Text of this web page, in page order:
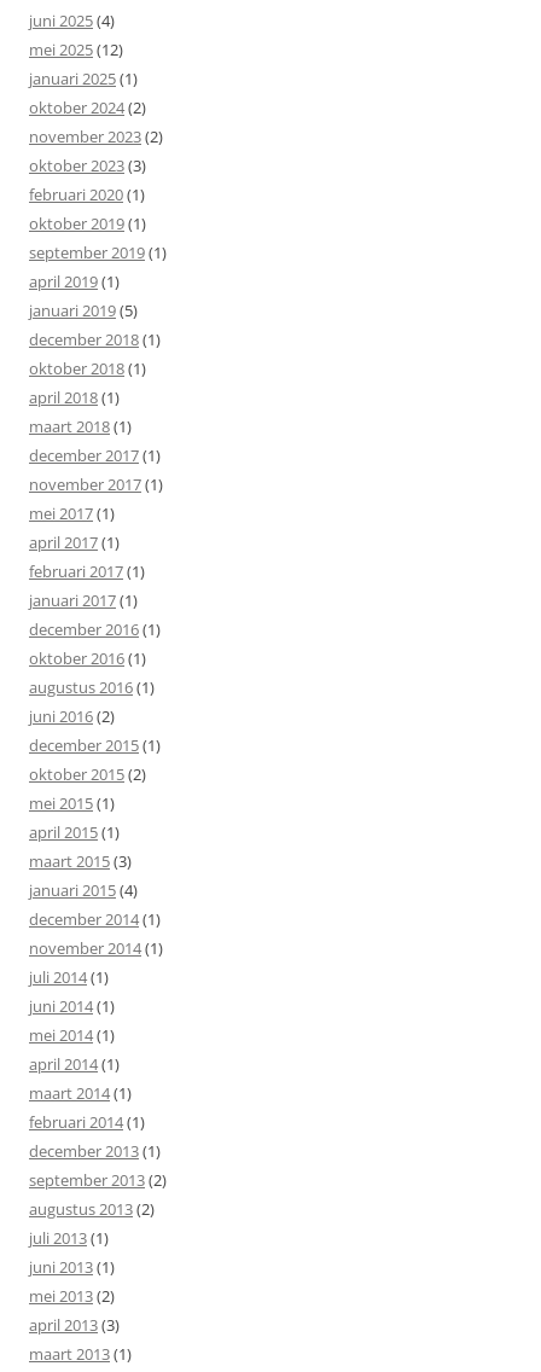
juni 2025(4)
mei 2025(12)
januari 2025(1)
oktober 2024(2)
november 2023(2)
oktober 2023(3)
februari 2020(1)
oktober 2019(1)
september 2019(1)
april 2019(1)
januari 2019(5)
december 2018(1)
oktober 2018(1)
april 2018(1)
maart 2018(1)
december 2017(1)
november 2017(1)
mei 2017(1)
april 2017(1)
februari 2017(1)
januari 2017(1)
december 2016(1)
oktober 2016(1)
augustus 2016(1)
juni 2016(2)
december 2015(1)
oktober 2015(2)
mei 2015(1)
april 2015(1)
maart 2015(3)
januari 2015(4)
december 2014(1)
november 2014(1)
juli 2014(1)
juni 2014(1)
mei 2014(1)
april 2014(1)
maart 2014(1)
februari 2014(1)
december 2013(1)
september 2013(2)
augustus 2013(2)
juli 2013(1)
juni 2013(1)
mei 2013(2)
april 2013(3)
maart 2013(1)